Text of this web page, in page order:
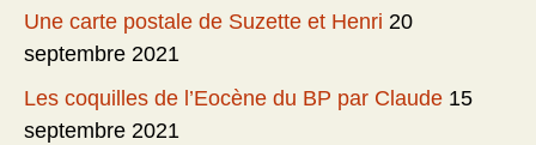
Une carte postale de Suzette et Henri 20
septembre 2021
Les coquilles de l’Eocène du BP par Claude 15
septembre 2021